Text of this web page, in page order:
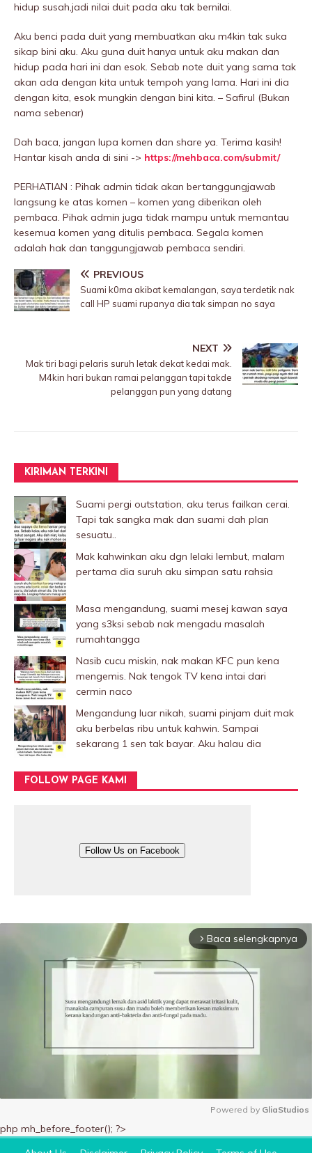
hidup susah,jadi nilai duit pada aku tak bernilai.
Aku benci pada duit yang membuatkan aku m4kin tak suka
sikap bini aku. Aku guna duit hanya untuk aku makan dan
hidup pada hari ini dan esok. Sebab note duit yang sama tak
akan ada dengan kita untuk tempoh yang lama. Hari ini dia
dengan kita, esok mungkin dengan bini kita. – Safirul (Bukan
nama sebenar)
Dah baca, jangan lupa komen dan share ya. Terima kasih!
Hantar kisah anda di sini -> https://mehbaca.com/submit/
PERHATIAN : Pihak admin tidak akan bertanggungjawab
langsung ke atas komen – komen yang diberikan oleh
pembaca. Pihak admin juga tidak mampu untuk memantau
kesemua komen yang ditulis pembaca. Segala komen
adalah hak dan tanggungjawab pembaca sendiri.
PREVIOUS
Suami k0ma akibat kemaIangan, saya terdetik nak
call HP suami rupanya dia tak simpan no saya
NEXT
Mak tiri bagi peIaris suruh letak dekat kedai mak.
M4kin hari bukan ramai pelanggan tapi takde
pelanggan pun yang datang
KIRIMAN TERKINI
Suami pergi outstation, aku terus failkan cerai.
Tapi tak sangka mak dan suami dah plan
sesuatu..
Mak kahwinkan aku dgn lelaki Iembut, malam
pertama dia suruh aku simpan satu rahsia
Masa mengandung, suami mesej kawan saya
yang s3ksi sebab nak mengadu masalah
rumahtangga
Nasib cucu miskin, nak makan KFC pun kena
mengemis. Nak tengok TV kena intai dari
cermin naco
Mengandung luar nikah, suami pinjam duit mak
aku berbelas ribu untuk kahwin. Sampai
sekarang 1 sen tak bayar. Aku halau dia
FOLLOW PAGE KAMI
Follow Us on Facebook
arrow_forward_ios Baca selengkapnya
M
u
Powered by GliaStudios
php mh_before_footer(); ?>